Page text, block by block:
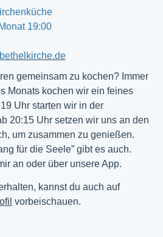
19:00
gemeinsam zu kochen? Immer
Monats kochen wir ein feines
Uhr starten wir in der
20:15 Uhr setzen wir uns an den
um zusammen zu genießen.
für die Seele” gibt es auch.
an oder über unsere App.
kannst du auch auf
vorbeischauen.